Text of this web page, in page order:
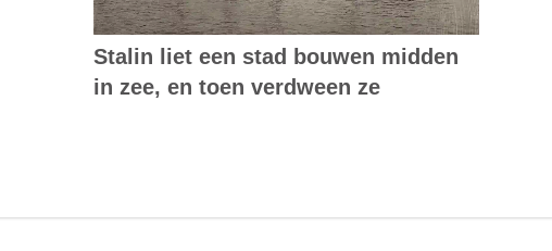
Stalin liet een stad bouwen midden
in zee, en toen verdween ze